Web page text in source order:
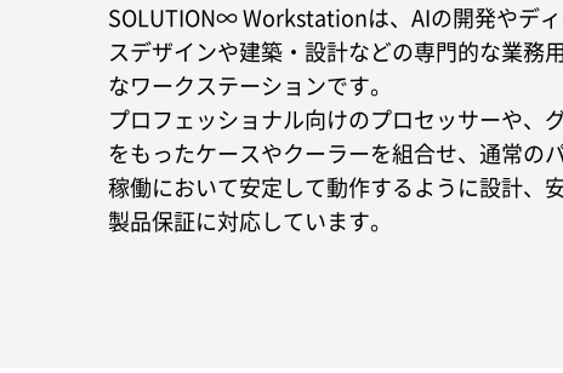
SOLUTION∞ Workstationは、AIの開発やデ
スデザインや建築・設計などの専門的な業務
なワークステーションです。
プロフェッショナル向けのプロセッサーや、
をもったケースやクーラーを組合せ、通常の
稼働において安定して動作するように設計、
製品保証に対応しています。